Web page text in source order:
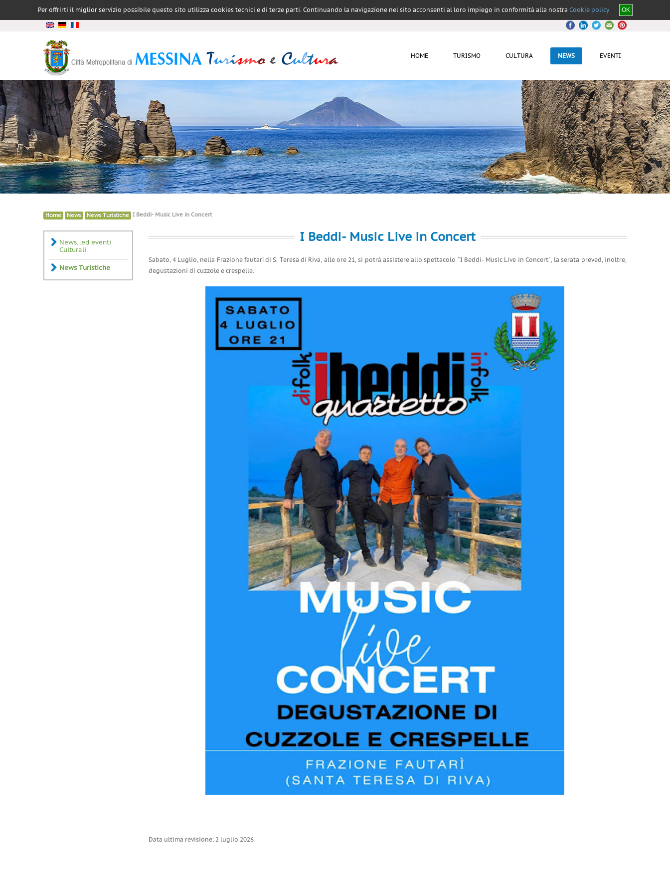
Per offrirti il miglior servizio possibile questo sito utilizza cookies tecnici e di terze parti. Continuando la navigazione nel sito acconsenti al loro impiego in conformità alla nostra Cookie policy OK
HOME TURISMO CULTURA NEWS EVENTI
Home» News» News Turistiche» I Beddi- Music Live in Concert
I Beddi- Music Live in Concert
Sabato, 4 Luglio, nella Frazione fautarì di S. Teresa di Riva, alle ore 21, si potrà assistere allo spettacolo "I Beddi- Music Live in Concert", la serata preved, inoltre,
degustazioni di cuzzole e crespelle.
Data ultima revisione: 2 luglio 2026
News...ed eventi
Culturali
News Turistiche